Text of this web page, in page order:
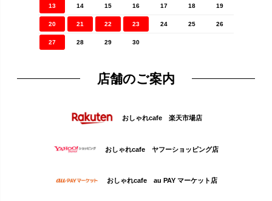
13 14 15 16 17 18 19
20 21 22 23 24 25 26
27 28 29 30
店舗のご案内
おしゃれcafe 楽天市場店
おしゃれcafe ヤフーショッピング店
おしゃれcafe au PAY マーケット店